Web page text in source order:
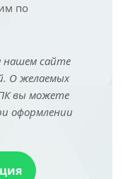
по
нашем сайте
О желаемых
вы можете
оформлении